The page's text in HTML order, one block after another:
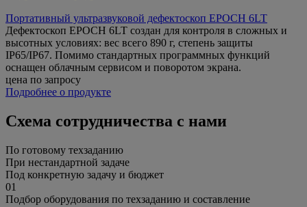
Портативный ультразвуковой дефектоскоп EPOCH 6LT
Дефектоскоп EPOCH 6LT создан для контроля в сложных и
высотных условиях: вес всего 890 г, степень защиты
IP65/IP67. Помимо стандартных программных функций
оснащен облачным сервисом и поворотом экрана.
цена по запросу
Подробнее о продукте
Схема сотрудничества с нами
По готовому техзаданию
При нестандартной задаче
Под конкретную задачу и бюджет
01
Подбор оборудования по техзаданию и составление